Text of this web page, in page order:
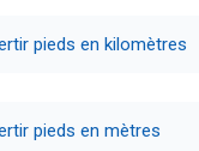
pieds en kilomètres
pieds en mètres